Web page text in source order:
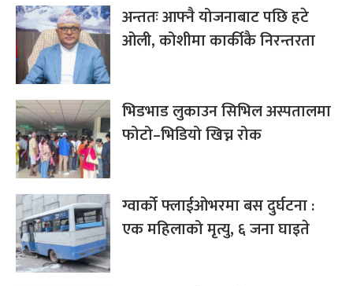
अन्ततः आफ्नै योजनाबाट पछि हटे
ओली, कोशीमा कार्कीकै निरन्तरता
भिडभाड लुकाउन सिभिल अस्पतालमा
फोटो–भिडियो खिच्न रोक
ग्वार्को फ्लाईओभरमा बस दुर्घटना :
एक महिलाको मृत्यु, ६ जना घाइते